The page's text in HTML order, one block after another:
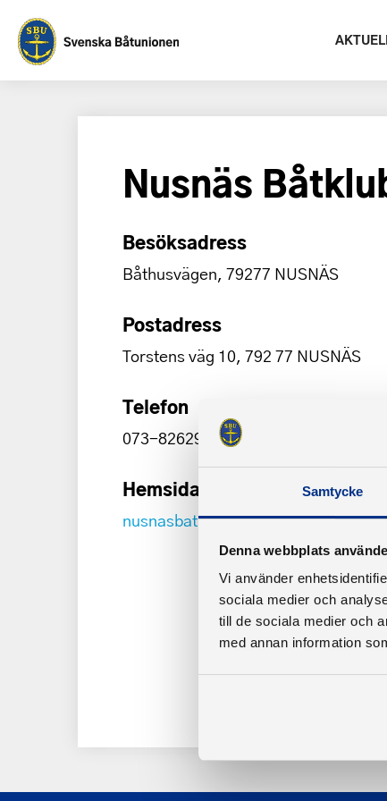
Samtycke
Denna webbplats
Vi använder
sociala medier och
till de sociala medier och
med annan information
Nusnäs
Besöksadress
Båthusvägen, 79277 NUSNÄS
Postadress
Torstens väg 10, 792 77 NUSNÄS
Telefon
073-8262935
Hemsida
nusnasbatklubb.se